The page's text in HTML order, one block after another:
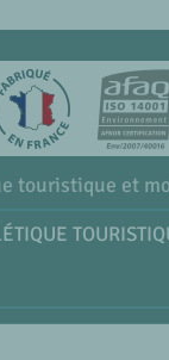
touristique et